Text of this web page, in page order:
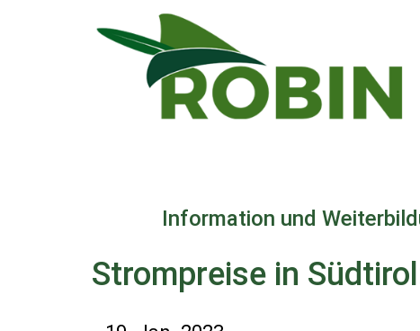
Information und
Strompreise in